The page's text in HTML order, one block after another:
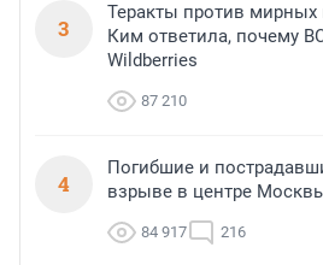
3
Теракты против мирных
Ким ответила, почему
Wildberries
87 210
4
Погибшие и
взрыве в центре
84 917 216